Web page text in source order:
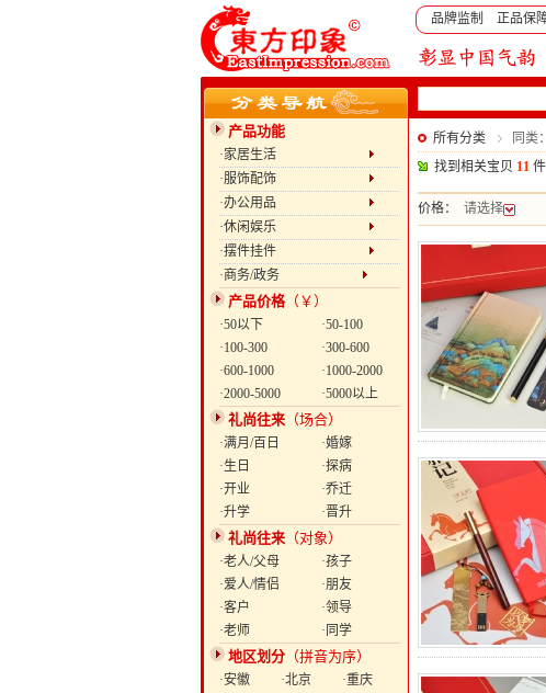
品牌监制 正品保
产品功能
·家居生活
·服饰配饰
·办公用品
·休闲娱乐
·摆件挂件
·商务/政务
产品价格（￥）
·50以下
·50-100
·100-300
·300-600
·600-1000
·1000-2000
·2000-5000
·5000以上
礼尚往来 （场合）
·满月/百日
·婚嫁
·生日
·探病
·开业
·乔迁
·升学
·晋升
礼尚往来 （对象）
·老人/父母
·孩子
·爱人/情侣
·朋友
·客户
·领导
·老师
·同学
地区划分 （拼音为序）
·安徽 ·北京
·重庆
所有分类
同类
找到相关宝贝 11 件
价格： 请选择